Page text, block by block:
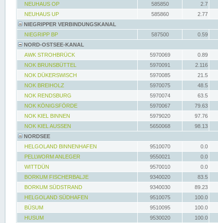
NEUHAUS OP
585850
2.7
NEUHAUS UP
585860
2.77
NIEGRIPPER VERBINDUNGSKANAL
NIEGRIPP BP
587500
0.59
NORD-OSTSEE-KANAL
AWK STROHBRÜCK
5970069
0.89
NOK BRUNSBÜTTEL
5970091
2.116
NOK DÜKERSWISCH
5970085
21.5
NOK BREIHOLZ
5970075
48.5
NOK RENDSBURG
5970074
63.5
NOK KÖNIGSFÖRDE
5970067
79.63
NOK KIEL BINNEN
5979020
97.76
NOK KIEL AUSSEN
5650068
98.13
NORDSEE
HELGOLAND BINNENHAFEN
9510070
0.0
PELLWORM ANLEGER
9550021
0.0
WITTDÜN
9570010
0.0
BORKUM FISCHERBALJE
9340020
83.5
BORKUM SÜDSTRAND
9340030
89.23
HELGOLAND SÜDHAFEN
9510075
100.0
BÜSUM
9510095
100.0
HUSUM
9530020 100.0